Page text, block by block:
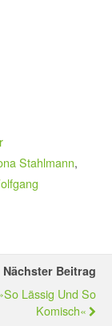
Stahlmann,
Nächster Beitrag
Lässig Und So
Komisch«